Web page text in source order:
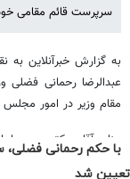
با حکم رحمانی
تعیین شد